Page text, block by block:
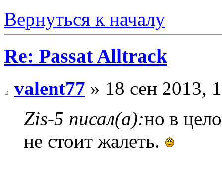
Вернуться к началу
Re: Passat Alltrack
valent77 » 18 сен 2013,
Zis-5 писал(а):но в
не стоит жалеть.